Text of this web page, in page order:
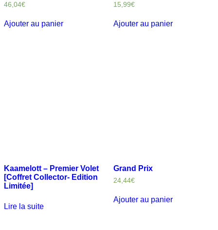
46,04€
Ajouter au panier
15,99€
Ajouter au panier
Kaamelott – Premier Volet
[Coffret Collector- Edition
Limitée]
Lire la suite
Grand Prix
24,44€
Ajouter au panier